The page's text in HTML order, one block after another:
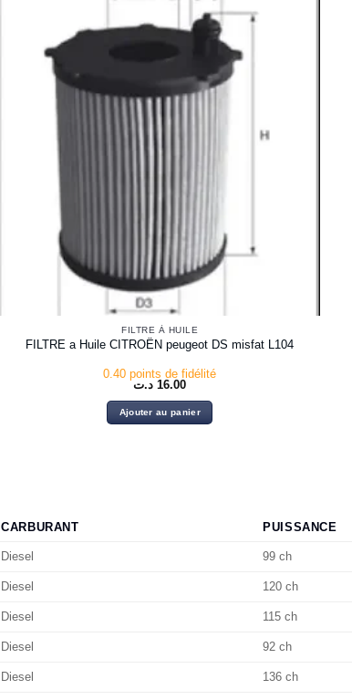
FILTRE À HUILE
FILTRE a Huile CITROËN peugeot DS misfat L104
0.40 points de fidélité
16.00 د.ت
Ajouter au panier
CARBURANT PUISSANCE
Diesel 99 ch
Diesel 120 ch
Diesel 115 ch
Diesel 92 ch
Diesel 136 ch